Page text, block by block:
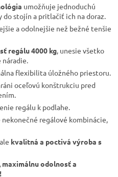
umožňuje jednoduchú
stojín a pritlačiť ich na doraz.
a odolnejšie než bežné tenšie
regálu 4000 kg , unesie všetko
flexibilita úložného priestoru.
oceľovú konštrukciu pred
regálu k podlahe.
nekonečné regálové kombinácie,
kvalitná a poctivá výroba s
odolnosť a